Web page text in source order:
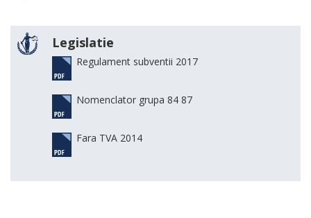
Legislatie
Regulament subventii 2017
Nomenclator grupa 84 87
Fara TVA 2014